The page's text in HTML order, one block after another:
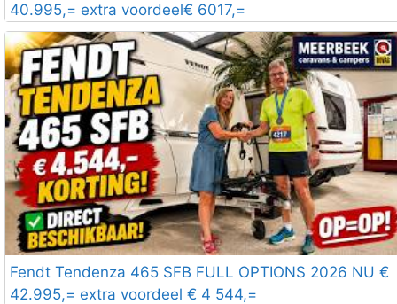
40.995,= extra voordeel€ 6017,=
Fendt Tendenza 465 SFB FULL OPTIONS 2026 NU €
42.995,= extra voordeel € 4 544,=